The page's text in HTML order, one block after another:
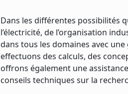
Dans les différentes possibilités
l’électricité, de l’organisation
dans tous les domaines avec
effectuons des calculs, des
offrons également une
conseils techniques sur la